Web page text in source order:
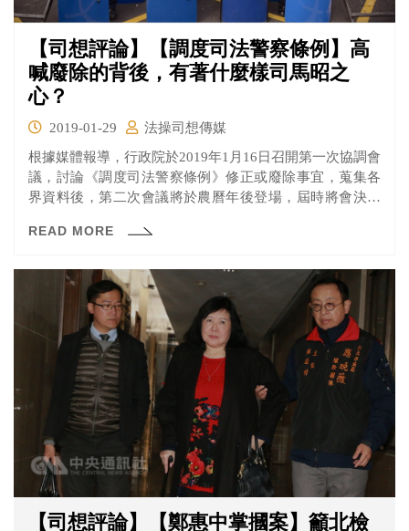
【司想評論】【調度司法警察條例】高
喊廢除的背後，有著什麼樣司馬昭之
心？
2019-01-29
法操司想傳媒
根據媒體報導，行政院於2019年1月16日召開第一次協調會
議，討論《調度司法警察條例》修正或廢除事宜，蒐集各
界資料後，第二次會議將於農曆年後登場，屆時將會決議
READ MORE
【司想評論】【鄭惠中掌摑案】籲北檢